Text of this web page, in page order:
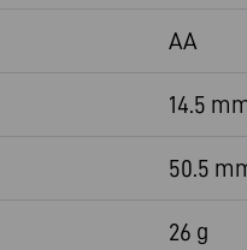
AA
14.5
50.5
26 g